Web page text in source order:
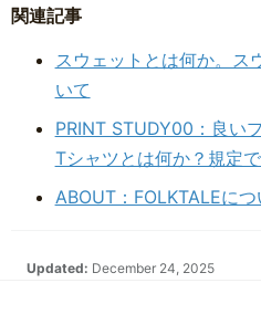
関連記事
スウェットとは何か。ス
いて
PRINT STUDY00：良い
Tシャツとは何か？規定
ABOUT：FOLKTALEにつ
Updated: December 24, 2025